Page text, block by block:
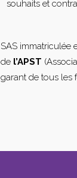
souhaits et
SAS immatriculée
de l’APST
garant de tous les